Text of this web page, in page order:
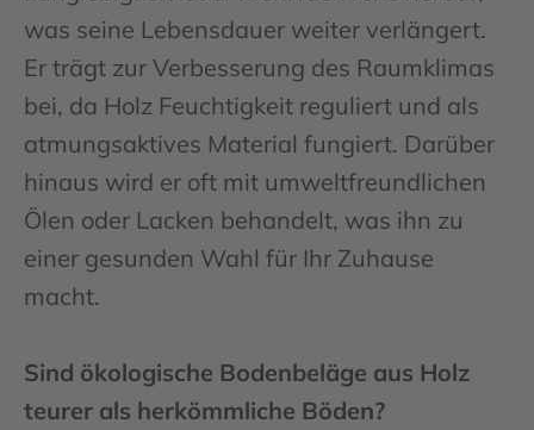
was seine Lebensdauer weiter verlängert.
Er trägt zur Verbesserung des Raumklimas
bei, da Holz Feuchtigkeit reguliert und als
atmungsaktives Material fungiert. Darüber
hinaus wird er oft mit umweltfreundlichen
Ölen oder Lacken behandelt, was ihn zu
einer gesunden Wahl für Ihr Zuhause
macht.
Sind ökologische Bodenbeläge aus Holz
teurer als herkömmliche Böden?